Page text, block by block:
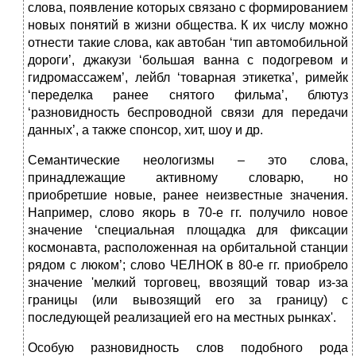
слова, появление которых связано с формированием
новых понятий в жизни общества. К их числу можно
отнести такие слова, как автобан ‘тип автомобиль­ной
дороги’, джакузи ‘большая ванна с подогревом и
гидромассажем’, лейбл ‘товарная этикетка’, римейк
‘передел­ка ранее снятого фильма’, блютуз
‘разновидность беспроводной связи для передачи
данных’, а также спонсор, хит, шоу и др.
Семантические неологизмы – это слова,
принадлежащие активному словарю, но
приобретшие новые, ранее неизвестные значения.
Например, слово якорь в 70-е гг. получило новое
значение ‘специальная площадка для фиксации
космонавта, расположенная на орбитальной станции
рядом с люком’; слово ЧЕЛНОК в 80-е гг. приобрело
значение 'мелкий тор­говец, ввозящий товар из-за
границы (или вывозящий его за границу) с
последующей реализацией его на местных рынках'.
Особую разновидность слов подобного рода